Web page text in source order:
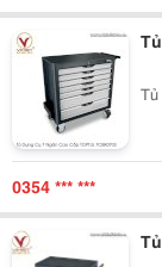
Tủ
0354 *** ***